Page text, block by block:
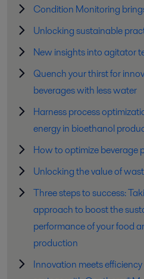
Condition Monitoring
Unlocking sustainable
New insights into agitator
Quench your thirst for
beverages with less water
Harness process
energy in bioethanol
How to optimize beverage
Unlocking the value of
Three steps to success:
approach to boost the
performance of your food
production
Innovation meets efficiency